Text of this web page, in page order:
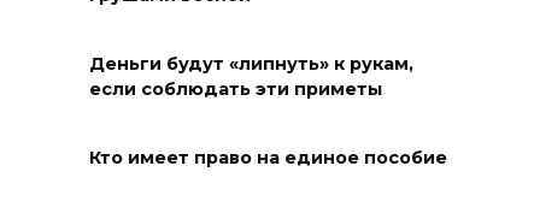
06 августа 2026 18:27
Наблюдатели готовятся к
Деньги будут «липнуть» к рукам,
если соблюдать эти приметы
Кто имеет право на единое пособие